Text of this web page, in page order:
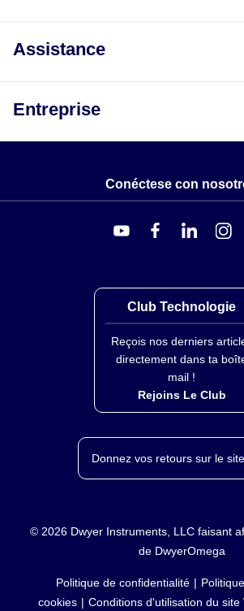
Assistance
Entreprise
Conéctese con
Club Technologie
Reçois nos derniers
directement dans ta
mail !
Rejoins Le Club
Donnez vos retours sur le
© 2026 Dwyer Instruments, LLC faisant
de DwyerOmega
Politique de confidentialité
cookies
Conditions d'utilisation du site